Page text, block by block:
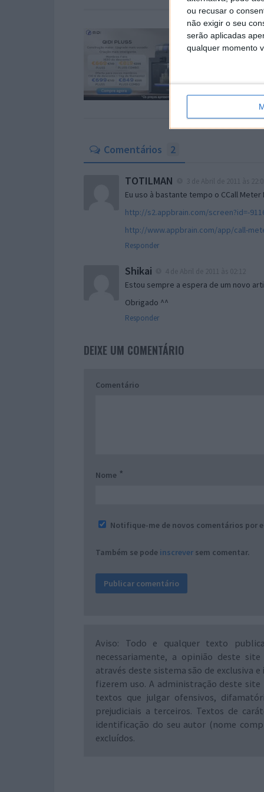
ou recusar o
não exigir o seu
serão aplicadas
qualquer momento
Comentários 2
TOTILMAN
Eu uso à bastante tempo o CCall Meter
http://s2.appbrain.com/screen?id=-
http://www.appbrain.com/app/call-
Responder
Shikai
Estou sempre a espera de um novo
Obrigado ^^
Responder
DEIXE UM COMENTÁRIO
Comentário
Nome *
Notifique-me de novos comentários por
Também se pode inscrever sem comentar.
Aviso: Todo e qualquer texto
necessariamente, a opinião deste
através deste sistema são de exclusiva
fizerem uso. A administração deste
textos que julgar ofensivos,
prejudiciais a terceiros. Textos de
identificação do seu autor (nome
excluídos.